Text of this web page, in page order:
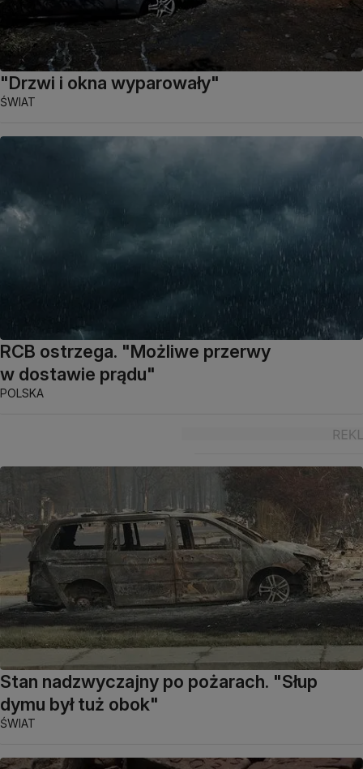
"Drzwi i okna wyparowały"
ŚWIAT
RCB ostrzega. "Możliwe przerwy
w dostawie prądu"
POLSKA
Stan nadzwyczajny po pożarach. "Słup
dymu był tuż obok"
ŚWIAT